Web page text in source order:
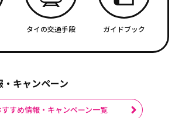
タイの交通手段 ガイドブック
キャンペーン
すすめ情報・キャンペーン一覧